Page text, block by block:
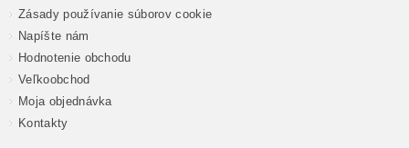
Zásady používanie súborov cookie
Napíšte nám
Hodnotenie obchodu
Veľkoobchod
Moja objednávka
Kontakty